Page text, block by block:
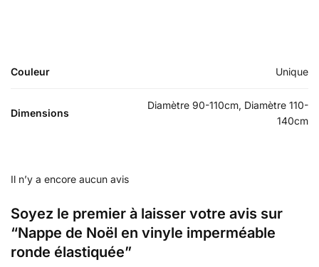
Couleur Unique
Dimensions
Diamètre 90-110cm, Diamètre 110-
140cm
Il n’y a encore aucun avis
Soyez le premier à laisser votre avis sur
“Nappe de Noël en vinyle imperméable
ronde élastiquée”